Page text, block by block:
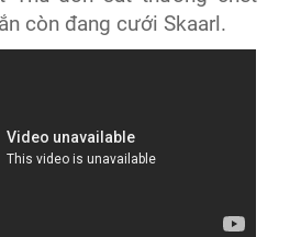
còn đang cưới Skaarl.